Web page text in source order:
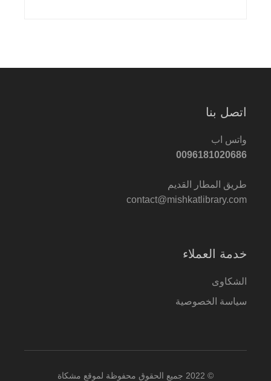
اتصل بنا
واتس اب
0096181020686
طريق المطار القديم
contact@mishkatlibrary.com
خدمة العملاء
الشكاوى
سياسة الخصوصية
© 2022 جميع الحقوق محفوظة لموقع مشكاة